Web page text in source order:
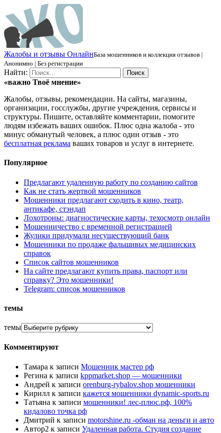
Жалобы и отзывы ОнлайнБаза мошенников и коллекция отзывов |
Анонимно | Без регистрации
Найти:
«важно Твоё мнение»
Жалобы, отзывы, рекомендации. На сайты, магазины,
организации, госслужбы, другие учреждения, сервисы и
структуры. Пишите, оставляйте комментарии, помогите
людям избежать ваших ошибок. Плюс одна жалоба - это
минус обманутый человек, а плюс один отзыв - это
бесплатная реклама ваших товаров и услуг в интернете.
Популярное
Предлагают удаленную работу по созданию сайтов
Как не стать жертвой мошенников
Мошенники предлагают сходить в кино, театр,
антикафе, стэндап
Лохотроны: диагностические карты, техосмотр онлайн
Мошенничество с временной регистрацией
Жулики придумали несуществующий банк
Мошенники по продаже фальшивых медицинских
справок
Список сайтов мошенников
На сайте предлагают купить права, паспорт или
справку? Это мошенники!
Telegram: список мошенников
темы
темы
Комментируют
Тамара к записи Мошенник мастер рф
Регина к записи kppmarket.shop — мошенники
Андрей к записи orenburg-rybalov.shop мошенники
Кирилл к записи кажется мошенники dynamic-sports.ru
Татьяна к записи мошенники! лес-плюс.рф, 100%
кидалово точка рф
Дмитрий к записи motorshine.ru -обман на деньги и авто
Автор2 к записи Удаленная работа. Студия создание